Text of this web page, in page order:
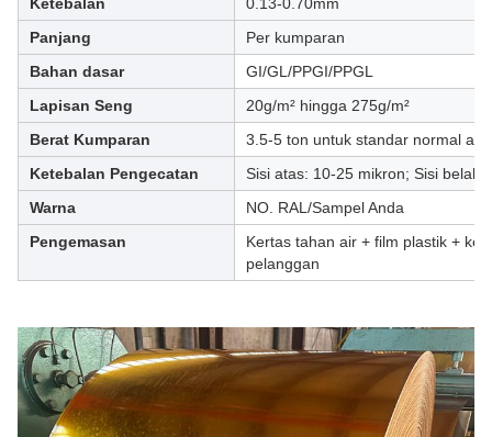
Panjang
Per kumparan
Bahan dasar
GI/GL/PPGI/PPGL
Lapisan Seng
20g/m² hingga 275g/m²
Berat Kumparan
3.5-5 ton untuk standar normal
Ketebalan Pengecatan
Sisi atas: 10-25 mikron; Sisi
Warna
NO. RAL/Sampel Anda
Pengemasan
Kertas tahan air + film plastik +
pelanggan